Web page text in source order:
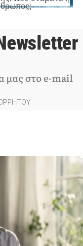
μας στο e-mail